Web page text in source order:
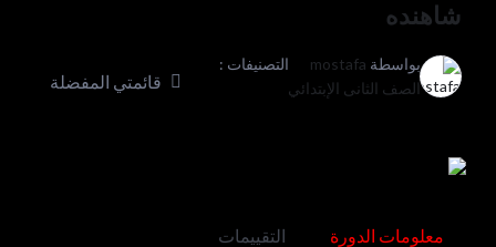
شاهنده
بواسطة mostafa
التصنيفات :
الصف الثانى الإبتدائي
قائمتي المفضلة
معلومات الدورة التقييمات